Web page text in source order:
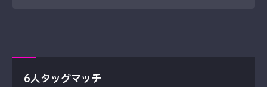
6人タッグマッチ